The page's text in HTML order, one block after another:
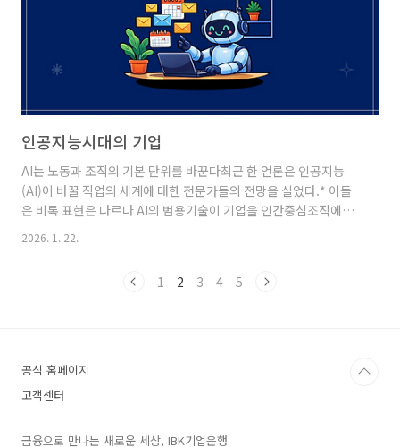
인공지능시대의 기업
AI는 노동과 조직의 기본 단위를 바꾼다최근 한 언론은 인공지능
(AI)이 바꿀 직업의 세계에 대한 전문가들의 전망을 실었다.* 이들
은 비록 표현은 다르나 AI의 범용기술이 기업을 인간중심조직에서
인간과 기계의 결합된 시스템으로 전환하고 고용과 조직구조에 근
이라는 인식이다. 신입직원의 업무와 중간관리층의 역할을 축소하
로도 기업 활동에 참여한다. 그 결과 기업조직은 슬림해지고, 개인
은 더 많..
2026. 1. 22.
1 2 3 4 5
공식 홈페이지
고객센터
금융으로 만나는 새로운 세상, IBK기업은행